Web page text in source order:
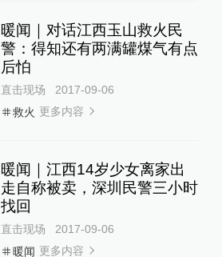
暖闻｜对话江西玉山救火民
警：得知还有两满罐煤气有点
后怕
直击现场
2017-09-06
救火 更多内容
暖闻｜江西14岁少女离家出
走自称被卖，深圳民警三小时
找回
直击现场
2017-09-06
暖闻 更多内容